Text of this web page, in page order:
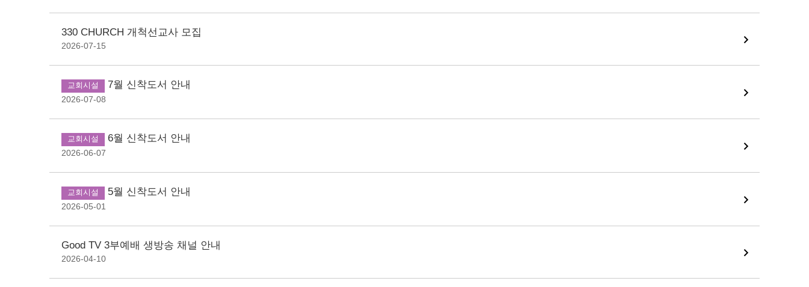
330 CHURCH 개척선교사 모집
2026-07-15
교회시설 7월 신착도서 안내
2026-07-08
교회시설 6월 신착도서 안내
2026-06-07
교회시설 5월 신착도서 안내
2026-05-01
Good TV 3부예배 생방송 채널 안내
2026-04-10